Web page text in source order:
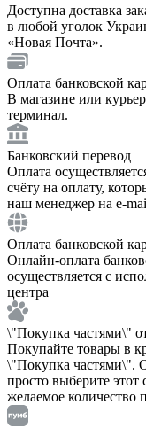
Доступна доставка
в любой уголок
«Новая Почта».
Оплата банковской
В магазине или
терминал.
Банковский перевод
Оплата
счёту на оплату,
наш менеджер на e-
Оплата банковской
Онлайн-оплата
осуществляется с
центра
\"Покупка частями\"
Покупайте товары в
\"Покупка частями\".
просто выберите
желаемое количество